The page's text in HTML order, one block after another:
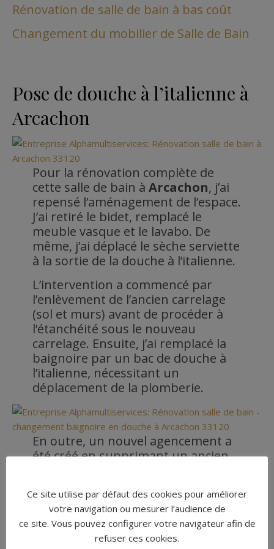
Rénovation de salle de bain à bas coût
Changement du mobilier de Salle de Bain
Pose de douche à l’italienne à
Arcachon
Pour la rénovation complète de
cette salle de bain à Arcachon, j’ai
repensé l’aménagement de l’espace.
J’ai retiré le bidet, remplacé le
meuble vasque et le lavabo. De
même, j’ai déplacé le sèche serviette
à la sortie de la douche à l’italienne.
L’intervention a commencé par
l’enlèvement de l’ancien carrelage
(sol et murs) avant de procéder à
l’étanchéité sous le nouveau
carrelage. Ensuite, j’ai remplacé la
baignoire par un bac de douche à
l’italienne, nécessitant un
déplacement de la plomberie.
En outre, un nouvel agencement a
été créé en supprimant un ancien
couches de peinture blanche mate,
apportant une touche de
luminosité.
Ce site utilise par défaut des cookies pour améliorer
votre navigation ou mesurer l’audience de
ce site. Vous pouvez configurer votre navigateur afin de
refuser ces cookies.